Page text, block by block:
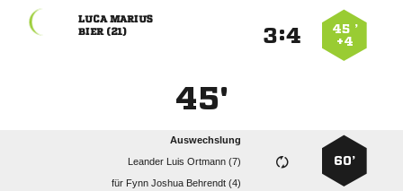
45 ’
+4
:
 
 
45'
60’
Auswechslung
   
für    